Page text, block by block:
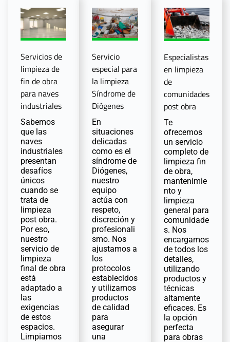
Servicios de
limpieza de
fin de obra
para naves
industriales
Sabemos
que las
naves
industriales
presentan
desafíos
únicos
cuando se
trata de
limpieza
post obra.
Por eso,
nuestro
servicio de
limpieza
final de obra
está
adaptado a
las
exigencias
de estos
espacios.
Limpiamos
Servicio
especial para
la limpieza
Síndrome de
Diógenes
En
situaciones
delicadas
como es el
síndrome de
Diógenes,
nuestro
equipo
actúa con
respeto,
discreción y
profesionali
smo. Nos
ajustamos a
los
protocolos
establecidos
y utilizamos
productos
de calidad
para
asegurar
una
Especialistas
en limpieza
de
comunidades
post obra
Te
ofrecemos
un servicio
completo de
limpieza fin
de obra,
mantenimie
nto y
limpieza
general para
comunidade
s. Nos
encargamos
de todos los
detalles,
utilizando
productos y
técnicas
altamente
eficaces. Es
la opción
perfecta
para obras